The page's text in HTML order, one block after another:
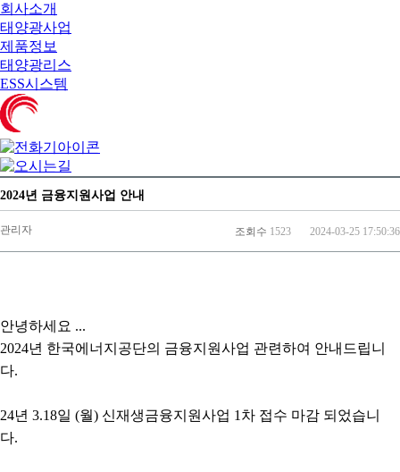
회사소개
태양광사업
제품정보
태양광리스
ESS시스템
2024년 금융지원사업 안내
관리자 조회수 1523 2024-03-25 17:50:36
안녕하세요 ...
2024년 한국에너지공단의 금융지원사업 관련하여 안내드립니
다.
24년 3.18일 (월) 신재생금융지원사업 1차 접수 마감 되었습니
다.